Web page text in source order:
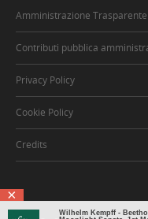
Amministrazione Trasparente
Contributi pubblica
Privacy Policy
Cookie Policy
Credits
×
Wilhelm Kempff -